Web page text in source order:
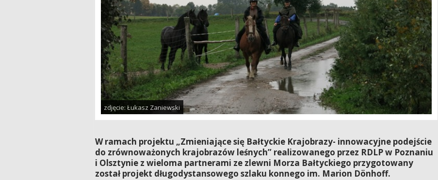
zdjęcie: Łukasz Zaniewski
W ramach projektu „Zmieniające się Bałtyckie Krajobrazy- innowacyjne podejście
do zrównoważonych krajobrazów leśnych” realizowanego przez RDLP w Poznaniu
i Olsztynie z wieloma partnerami ze zlewni Morza Bałtyckiego przygotowany
został projekt długodystansowego szlaku konnego im. Marion Dönhoff.